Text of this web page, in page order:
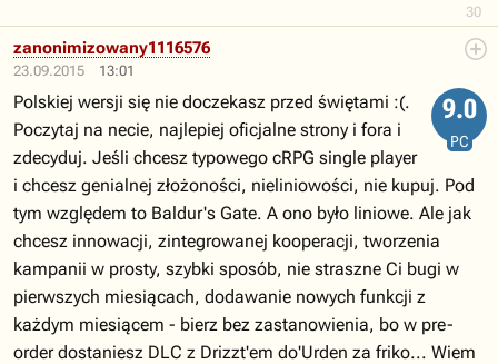
30
23.09.2015 13:01
zanonimizowany1116576
9.0
PC
Polskiej wersji się nie doczekasz przed świętami :(.
Poczytaj na necie, najlepiej oficjalne strony i fora i
zdecyduj. Jeśli chcesz typowego cRPG single player
i chcesz genialnej złożoności, nieliniowości, nie kupuj. Pod
tym względem to Baldur's Gate. A ono było liniowe. Ale jak
chcesz innowacji, zintegrowanej kooperacji, tworzenia
kampanii w prosty, szybki sposób, nie straszne Ci bugi w
pierwszych miesiącach, dodawanie nowych funkcji z
każdym miesiącem - bierz bez zastanowienia, bo w pre-
order dostaniesz DLC z Drizzt'em do'Urden za friko... Wiem